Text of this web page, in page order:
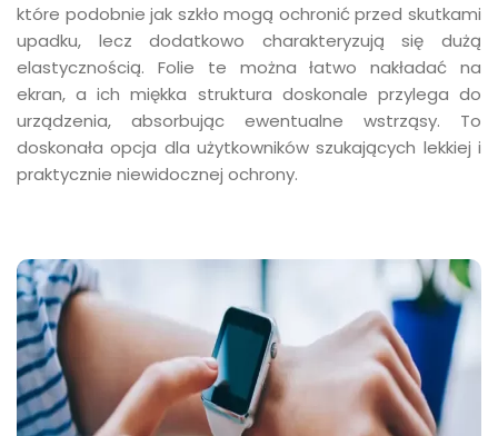
które podobnie jak szkło mogą ochronić przed skutkami
upadku, lecz dodatkowo charakteryzują się dużą
elastycznością. Folie te można łatwo nakładać na
ekran, a ich miękka struktura doskonale przylega do
urządzenia, absorbując ewentualne wstrząsy. To
doskonała opcja dla użytkowników szukających lekkiej i
praktycznie niewidocznej ochrony.